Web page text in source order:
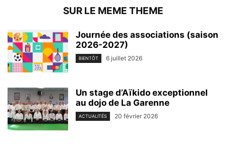
SUR LE MEME THEME
Journée des associations (saison
2026-2027)
BIENTÔT 6 juillet 2026
Un stage d’Aïkido exceptionnel
au dojo de La Garenne
ACTUALITÉS 20 février 2026